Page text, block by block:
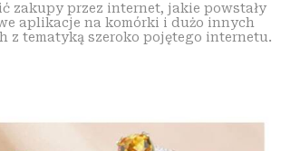
zakupy przez internet, jakie powstały
aplikacje na komórki i dużo innych
z tematyką szeroko pojętego internetu.